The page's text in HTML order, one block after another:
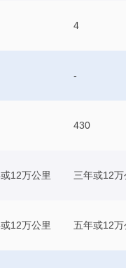
4
-
430
12万公里 三年或12万
12万公里 五年或12万